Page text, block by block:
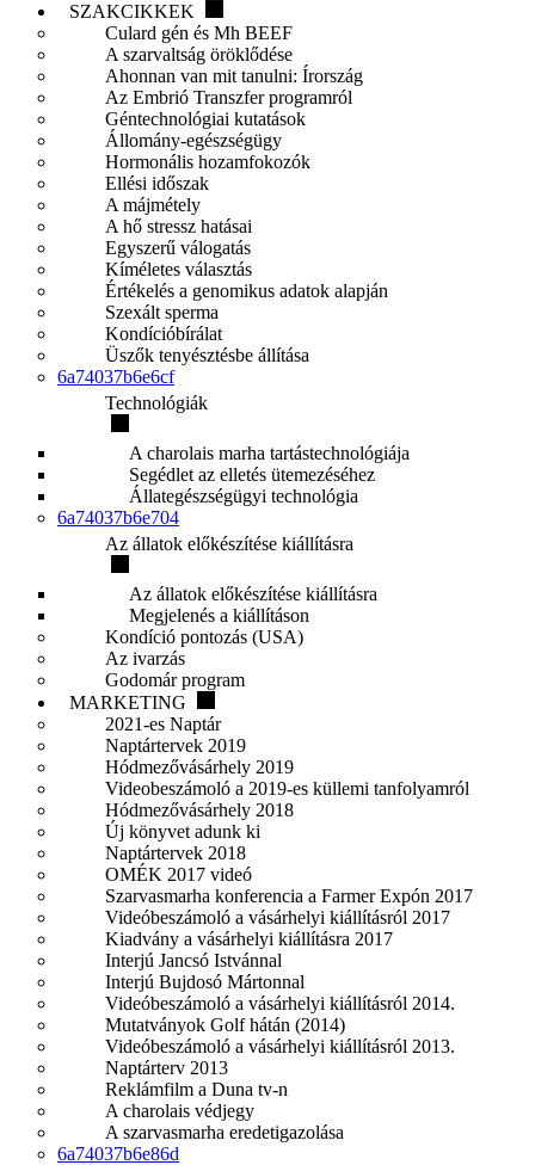
SZAKCIKKEK
Culard gén és Mh BEEF
A szarvaltság öröklődése
Ahonnan van mit tanulni: Írország
Az Embrió Transzfer programról
Géntechnológiai kutatások
Állomány-egészségügy
Hormonális hozamfokozók
Ellési időszak
A májmétely
A hő stressz hatásai
Egyszerű válogatás
Kíméletes választás
Értékelés a genomikus adatok alapján
Szexált sperma
Kondícióbírálat
Üszők tenyésztésbe állítása
6a74037b6e6cf
Technológiák
A charolais marha tartástechnológiája
Segédlet az elletés ütemezéséhez
Állategészségügyi technológia
6a74037b6e704
Az állatok előkészítése kiállításra
Az állatok előkészítése kiállításra
Megjelenés a kiállításon
Kondíció pontozás (USA)
Az ivarzás
Godomár program
MARKETING
2021-es Naptár
Naptártervek 2019
Hódmezővásárhely 2019
Videobeszámoló a 2019-es küllemi tanfolyamról
Hódmezővásárhely 2018
Új könyvet adunk ki
Naptártervek 2018
OMÉK 2017 videó
Szarvasmarha konferencia a Farmer Expón 2017
Videóbeszámoló a vásárhelyi kiállításról 2017
Kiadvány a vásárhelyi kiállításra 2017
Interjú Jancsó Istvánnal
Interjú Bujdosó Mártonnal
Videóbeszámoló a vásárhelyi kiállításról 2014.
Mutatványok Golf hátán (2014)
Videóbeszámoló a vásárhelyi kiállításról 2013.
Naptárterv 2013
Reklámfilm a Duna tv-n
A charolais védjegy
A szarvasmarha eredetigazolása
6a74037b6e86d